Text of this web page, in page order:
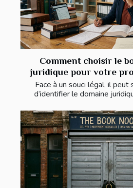
Comment choisir le
juridique pour votre
Face à un souci légal, il peut
d’identifier le domaine